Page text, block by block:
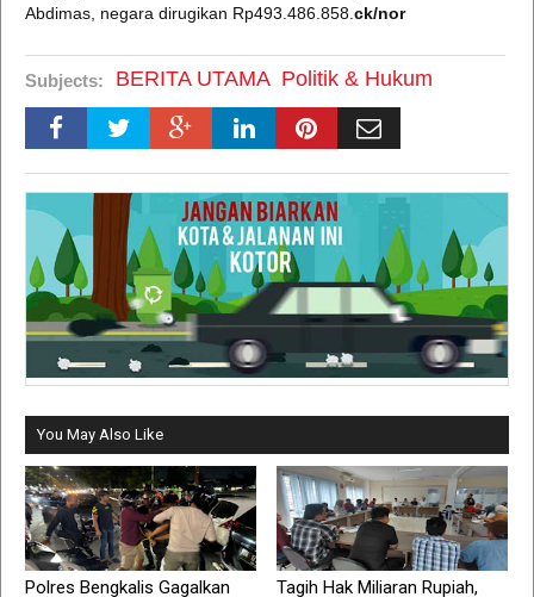
Abdimas, negara dirugikan Rp493.486.858. ck/nor
Subjects: BERITA UTAMA Politik & Hukum
You May Also Like
Polres Bengkalis Gagalkan
Tagih Hak Miliaran Rupiah,